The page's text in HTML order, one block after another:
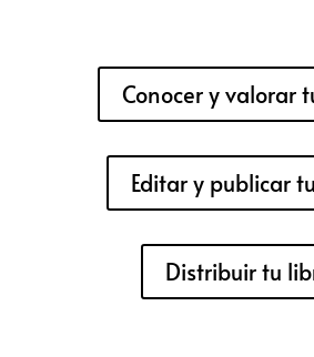
Conocer y valorar
Editar y publicar
Distribuir tu